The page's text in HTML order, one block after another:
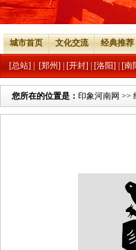
城市首页 文化交流 经典推荐
[总站] [郑州] [开封] [洛阳] [南
您所在的位置是： 印象河南网 >>